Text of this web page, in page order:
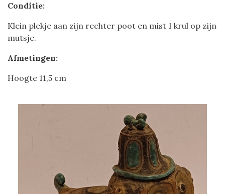
Conditie:
Klein plekje aan zijn rechter poot en mist 1 krul op zijn
mutsje.
Afmetingen:
Hoogte 11,5 cm